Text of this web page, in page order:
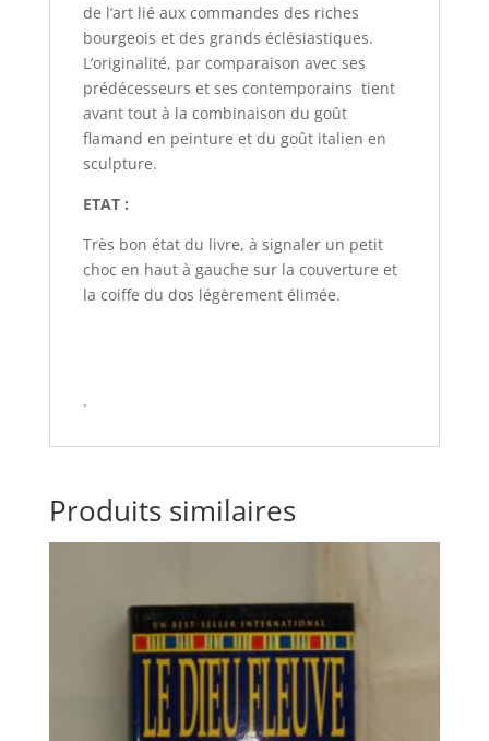
de l’art lié aux commandes des riches
bourgeois et des grands éclésiastiques.
L’originalité, par comparaison avec ses
prédécesseurs et ses contemporains tient
avant tout à la combinaison du goût
flamand en peinture et du goût italien en
sculpture.
ETAT :
Très bon état du livre, à signaler un petit
choc en haut à gauche sur la couverture et
la coiffe du dos légèrement élimée.
.
Produits similaires